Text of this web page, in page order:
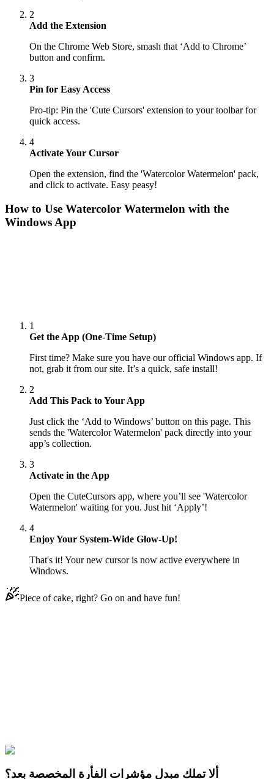
2
Add the Extension
On the Chrome Web Store, smash that ‘Add to Chrome’
button and confirm.
3
Pin for Easy Access
Pro-tip: Pin the 'Cute Cursors' extension to your toolbar for
quick access.
4
Activate Your Cursor
Open the extension, find the 'Watercolor Watermelon' pack,
and click to activate. Easy peasy!
How to Use Watercolor Watermelon with the
Windows App
1
Get the App (One-Time Setup)
First time? Make sure you have our official Windows app. If
not, grab it from our site. It’s a quick, safe install!
2
Add This Pack to Your App
Just click the ‘Add to Windows’ button on this page. This
sends the 'Watercolor Watermelon' pack directly into your
app’s collection.
3
Activate in the App
Open the CuteCursors app, where you’ll see 'Watercolor
Watermelon' waiting for you. Just hit ‘Apply’!
4
Enjoy Your System-Wide Glow-Up!
That's it! Your new cursor is now active everywhere in
Windows.
Piece of cake, right? Go on and have fun!
لون الماء
ألا تملك مبدل مؤشرات الفأرة المخصصة بعد؟